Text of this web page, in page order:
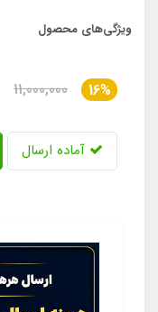
ویژگی‌های محصول
16%
11,000,000
آماده ارسال